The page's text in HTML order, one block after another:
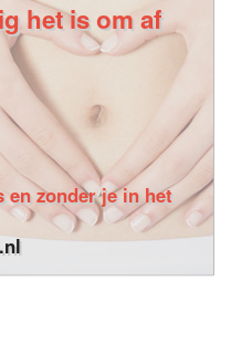
het is om af
en zonder je in het